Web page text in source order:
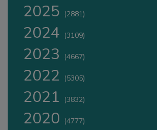
2025 (2881)
2024 (3109)
2023 (4667)
2022 (5305)
2021 (3832)
2020 (4777)